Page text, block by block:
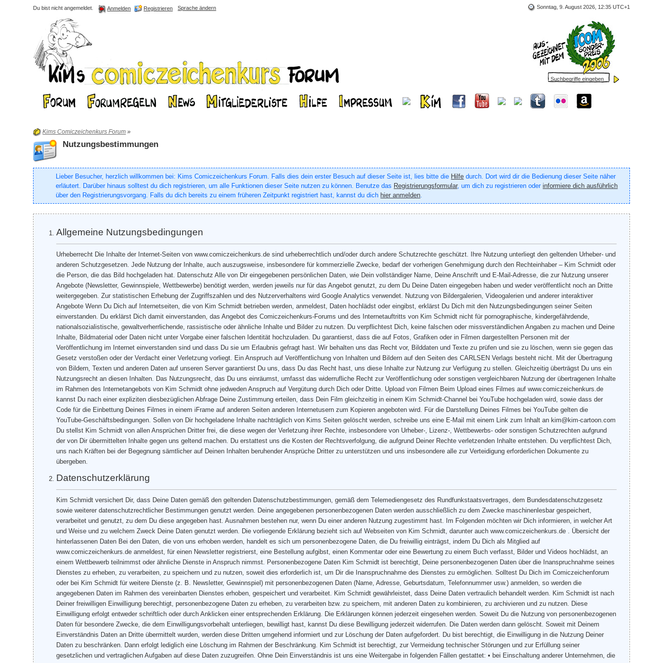
Sonntag, 9. August 2026, 12:35 UTC+1
Du bist nicht angemeldet. Anmelden Registrieren Sprache ändern
Kims Comiczeichenkurs Forum »
Nutzungsbestimmungen
Lieber Besucher, herzlich willkommen bei: Kims Comiczeichenkurs Forum. Falls dies dein erster Besuch auf dieser Seite ist, lies bitte die Hilfe durch. Dort wird dir die Bedienung dieser Seite näher
erläutert. Darüber hinaus solltest du dich registrieren, um alle Funktionen dieser Seite nutzen zu können. Benutze das Registrierungsformular, um dich zu registrieren oderinformiere dich ausführlich
über den Registrierungsvorgang. Falls du dich bereits zu einem früheren Zeitpunkt registriert hast, kannst du dich hier anmelden.
Allgemeine Nutzungsbedingungen
Urheberrecht Die Inhalte der Internet-Seiten von www.comiczeichenkurs.de sind urheberrechtlich und/oder durch andere Schutzrechte geschützt. Ihre Nutzung unterliegt den geltenden Urheber- und
anderen Schutzgesetzen. Jede Nutzung der Inhalte, auch auszugsweise, insbesondere für kommerzielle Zwecke, bedarf der vorherigen Genehmigung durch den Rechteinhaber – Kim Schmidt oder
die Person, die das Bild hochgeladen hat. Datenschutz Alle von Dir eingegebenen persönlichen Daten, wie Dein vollständiger Name, Deine Anschrift und E-Mail-Adresse, die zur Nutzung unserer
Angebote (Newsletter, Gewinnspiele, Wettbewerbe) benötigt werden, werden jeweils nur für das Angebot genutzt, zu dem Du Deine Daten eingegeben haben und weder veröffentlicht noch an Dritte
weitergegeben. Zur statistischen Erhebung der Zugriffszahlen und des Nutzerverhaltens wird Google Analytics verwendet. Nutzung von Bildergalerien, Videogalerien und anderer interaktiver
Angebote Wenn Du Dich auf Internetseiten, die von Kim Schmidt betrieben werden, anmeldest, Daten hochlädst oder eingibst, erklärst Du Dich mit den Nutzungsbedingungen seiner Seiten
einverstanden. Du erklärst Dich damit einverstanden, das Angebot des Comiczeichenkurs-Forums und des Internetauftritts von Kim Schmidt nicht für pornographische, kindergefährdende,
nationalsozialistische, gewaltverherrlichende, rassistische oder ähnliche Inhalte und Bilder zu nutzen. Du verpflichtest Dich, keine falschen oder missverständlichen Angaben zu machen und Deine
Inhalte, Bildmaterial oder Daten nicht unter Vorgabe einer falschen Identität hochzuladen. Du garantierst, dass die auf Fotos, Grafiken oder in Filmen dargestellten Personen mit der
Veröffentlichung im Internet einverstanden sind und dass Du sie um Erlaubnis gefragt hast. Wir behalten uns das Recht vor, Bilddaten und Texte zu prüfen und sie zu löschen, wenn sie gegen das
Gesetz verstoßen oder der Verdacht einer Verletzung vorliegt. Ein Anspruch auf Veröffentlichung von Inhalten und Bildern auf den Seiten des CARLSEN Verlags besteht nicht. Mit der Übertragung
von Bildern, Texten und anderen Daten auf unseren Server garantierst Du uns, dass Du das Recht hast, uns diese Inhalte zur Nutzung zur Verfügung zu stellen. Gleichzeitig überträgst Du uns ein
Nutzungsrecht an diesen Inhalten. Das Nutzungsrecht, das Du uns einräumst, umfasst das widerrufliche Recht zur Veröffentlichung oder sonstigen vergleichbaren Nutzung der übertragenen Inhalte
im Rahmen des Internetangebots von Kim Schmidt ohne jedweden Anspruch auf Vergütung durch Dich oder Dritte. Upload von Filmen Beim Upload eines Filmes auf www.comiczeichenkurs.de
kannst Du nach einer expliziten diesbezüglichen Abfrage Deine Zustimmung erteilen, dass Dein Film gleichzeitig in einem Kim Schmidt-Channel bei YouTube hochgeladen wird, sowie dass der
Code für die Einbettung Deines Filmes in einem iFrame auf anderen Seiten anderen Internetusern zum Kopieren angeboten wird. Für die Darstellung Deines Filmes bei YouTube gelten die
YouTube-Geschäftsbedingungen. Sollen von Dir hochgeladene Inhalte nachträglich von Kims Seiten gelöscht werden, schreibe uns eine E-Mail mit einem Link zum Inhalt an kim@kim-cartoon.com
Du stellst Kim Schmidt von allen Ansprüchen Dritter frei, die diese wegen der Verletzung ihrer Rechte, insbesondere von Urheber-, Lizenz-, Wettbewerbs- oder sonstigen Schutzrechten aufgrund
der von Dir übermittelten Inhalte gegen uns geltend machen. Du erstattest uns die Kosten der Rechtsverfolgung, die aufgrund Deiner Rechte verletzenden Inhalte entstehen. Du verpflichtest Dich,
uns nach Kräften bei der Begegnung sämtlicher auf Deinen Inhalten beruhender Ansprüche Dritter zu unterstützen und uns insbesondere alle zur Verteidigung erforderlichen Dokumente zu
übergeben.
Datenschutzerklärung
Kim Schmidt versichert Dir, dass Deine Daten gemäß den geltenden Datenschutzbestimmungen, gemäß dem Telemediengesetz des Rundfunkstaatsvertrages, dem Bundesdatenschutzgesetz
sowie weiterer datenschutzrechtlicher Bestimmungen genutzt werden. Deine angegebenen personenbezogenen Daten werden ausschließlich zu dem Zwecke maschinenlesbar gespeichert,
verarbeitet und genutzt, zu dem Du diese angegeben hast. Ausnahmen bestehen nur, wenn Du einer anderen Nutzung zugestimmt hast. Im Folgenden möchten wir Dich informieren, in welcher Art
und Weise und zu welchem Zweck Deine Daten genutzt werden. Die vorliegende Erklärung bezieht sich auf Webseiten von Kim Schmidt, darunter auch www.comiczeichenkurs.de . Übersicht der
hinterlassenen Daten Bei den Daten, die von uns erhoben werden, handelt es sich um personenbezogene Daten, die Du freiwillig einträgst, indem Du Dich als Mitglied auf
www.comiczeichenkurs.de anmeldest, für einen Newsletter registrierst, eine Bestellung aufgibst, einen Kommentar oder eine Bewertung zu einem Buch verfasst, Bilder und Videos hochlädst, an
einem Wettbewerb teilnimmst oder ähnliche Dienste in Anspruch nimmst. Personenbezogene Daten Kim Schmidt ist berechtigt, Deine personenbezogenen Daten über die Inanspruchnahme seines
Dienstes zu erheben, zu verarbeiten, zu speichern und zu nutzen, soweit dies erforderlich ist, um Dir die Inanspruchnahme des Dienstes zu ermöglichen. Solltest Du Dich im Comiczeichenforum
oder bei Kim Schmidt für weitere Dienste (z. B. Newsletter, Gewinnspiel) mit personenbezogenen Daten (Name, Adresse, Geburtsdatum, Telefonnummer usw.) anmelden, so werden die
angegebenen Daten im Rahmen des vereinbarten Dienstes erhoben, gespeichert und verarbeitet. Kim Schmidt gewährleistet, dass Deine Daten vertraulich behandelt werden. Kim Schmidt ist nach
Deiner freiwilligen Einwilligung berechtigt, personenbezogene Daten zu erheben, zu verarbeiten bzw. zu speichern, mit anderen Daten zu kombinieren, zu archivieren und zu nutzen. Diese
Einwilligung erfolgt entweder schriftlich oder durch Anklicken einer entsprechenden Erklärung. Die Erklärungen können jederzeit eingesehen werden. Soweit Du die Nutzung von personenbezogenen
Daten für besondere Zwecke, die dem Einwilligungsvorbehalt unterliegen, bewilligt hast, kannst Du diese Bewilligung jederzeit widerrufen. Die Daten werden dann gelöscht. Soweit mit Deinem
Einverständnis Daten an Dritte übermittelt wurden, werden diese Dritten umgehend informiert und zur Löschung der Daten aufgefordert. Du bist berechtigt, die Einwilligung in die Nutzung Deiner
Daten zu beschränken. Dann erfolgt lediglich eine Löschung im Rahmen der Beschränkung. Kim Schmidt ist berechtigt, zur Vermeidung technischer Störungen und zur Erfüllung seiner
gesetzlichen und vertraglichen Aufgaben auf diese Daten zuzugreifen. Ohne Dein Einverständnis ist uns eine Weitergabe in folgenden Fällen gestattet: • bei Einschaltung anderer Unternehmen, die